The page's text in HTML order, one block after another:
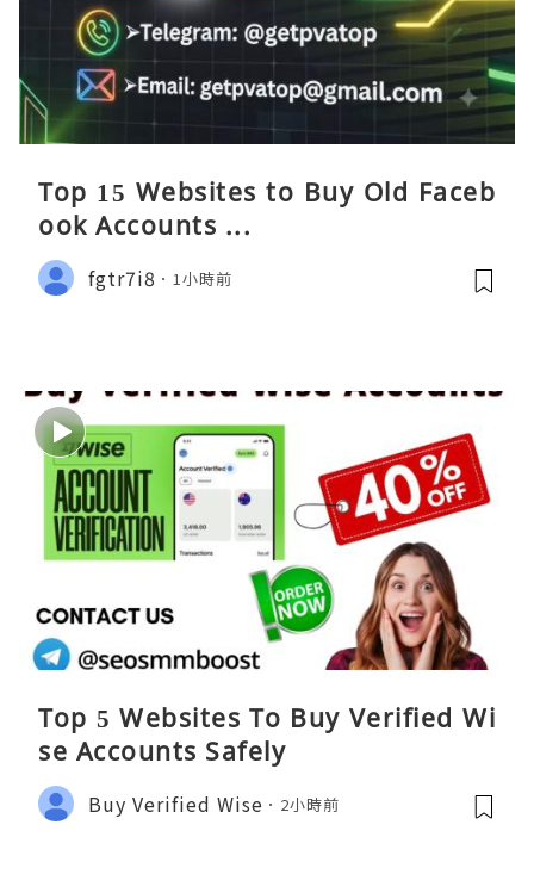
Top 15 Websites to Buy Old Faceb
ook Accounts ...
fgtr7i8 1小時前
Top 5 Websites To Buy Verified Wi
se Accounts Safely
Buy Verified Wise 2小時前